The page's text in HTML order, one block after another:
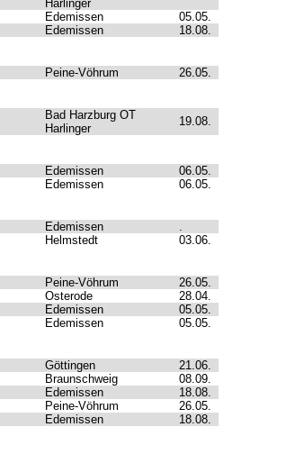
Harlinger
Edemissen
05.05.
Edemissen 18.08.
Peine-Vöhrum 26.05.
Bad Harzburg OT
Harlinger
19.08.
Edemissen
06.05.
Edemissen 06.05.
Edemissen
.
Helmstedt 03.06.
Peine-Vöhrum
26.05.
Osterode
28.04.
Edemissen
05.05.
Edemissen 05.05.
Göttingen
21.06.
Braunschweig
08.09.
Edemissen
18.08.
Peine-Vöhrum
26.05.
Edemissen 18.08.